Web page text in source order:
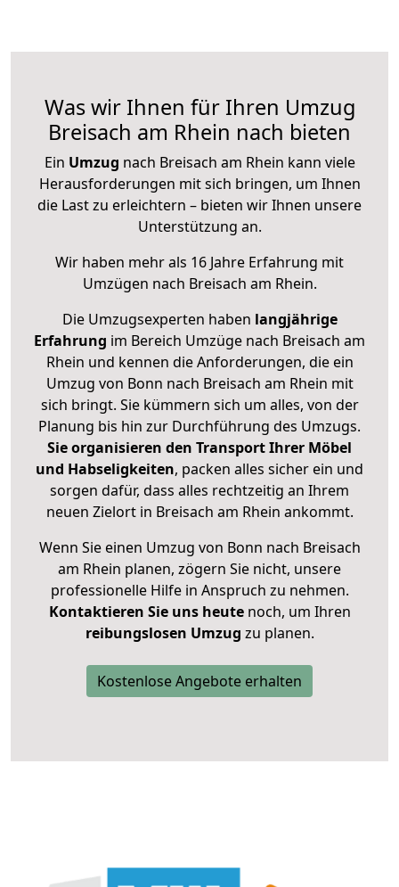
Was wir Ihnen für Ihren Umzug
Breisach am Rhein nach bieten
Ein Umzug nach Breisach am Rhein kann viele
Herausforderungen mit sich bringen, um Ihnen
die Last zu erleichtern – bieten wir Ihnen unsere
Unterstützung an.
Wir haben mehr als 16 Jahre Erfahrung mit
Umzügen nach Breisach am Rhein.
Die Umzugsexperten haben langjährige
Erfahrung im Bereich Umzüge nach Breisach am
Rhein und kennen die Anforderungen, die ein
Umzug von Bonn nach Breisach am Rhein mit
sich bringt. Sie kümmern sich um alles, von der
Planung bis hin zur Durchführung des Umzugs.
Sie organisieren den Transport Ihrer Möbel
und Habseligkeiten, packen alles sicher ein und
sorgen dafür, dass alles rechtzeitig an Ihrem
neuen Zielort in Breisach am Rhein ankommt.
Wenn Sie einen Umzug von Bonn nach Breisach
am Rhein planen, zögern Sie nicht, unsere
professionelle Hilfe in Anspruch zu nehmen.
Kontaktieren Sie uns heutenoch, um Ihren
reibungslosen Umzug zu planen.
Kostenlose Angebote erhalten